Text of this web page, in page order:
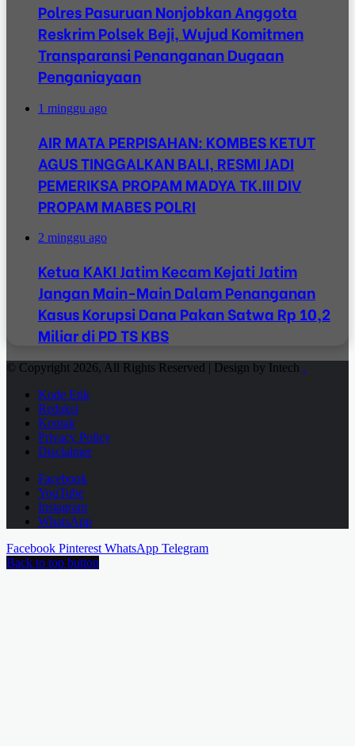
Polres Pasuruan Nonjobkan Anggota
Reskrim Polsek Beji, Wujud Komitmen
Transparansi Penanganan Dugaan
Penganiayaan
1 minggu ago
AIR MATA PERPISAHAN: KOMBES KETUT
AGUS TINGGALKAN BALI, RESMI JADI
PEMERIKSA PROPAM MADYA TK.III DIV
PROPAM MABES POLRI
2 minggu ago
Ketua KAKI Jatim Kecam Kejati Jatim
Jangan Main-Main Dalam Penanganan
Kasus Korupsi Dana Pakan Satwa Rp 10,2
Miliar di PD TS KBS
© Copyright 2026, All Rights Reserved | Design by Intech .
Kode Etik
Redaksi
Kontak
Privacy Policy
Disclaimer
Facebook
YouTube
Instagram
WhatsApp
Facebook Pinterest WhatsApp Telegram
Back to top button